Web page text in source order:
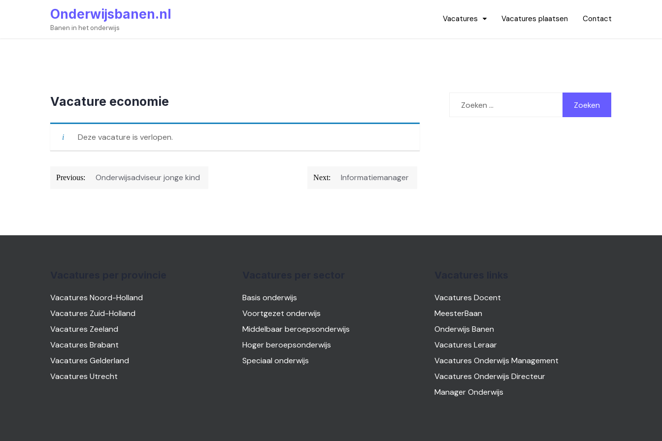
Onderwijsbanen.nl
Banen in het onderwijs
Vacatures Vacatures plaatsen Contact
Vacature economie
Deze vacature is verlopen.
Bericht
Previous: Onderwijsadviseur jonge kind Next: Informatiemanager
naar:
Vacatures Noord-Holland
Vacatures Zuid-Holland
Vacatures Zeeland
Vacatures Brabant
Vacatures Gelderland
Vacatures Utrecht
Basis onderwijs
Voortgezet onderwijs
Middelbaar beroepsonderwijs
Hoger beroepsonderwijs
Speciaal onderwijs
Vacatures Docent
MeesterBaan
Onderwijs Banen
Vacatures Leraar
Vacatures Onderwijs Management
Vacatures Onderwijs Directeur
Manager Onderwijs